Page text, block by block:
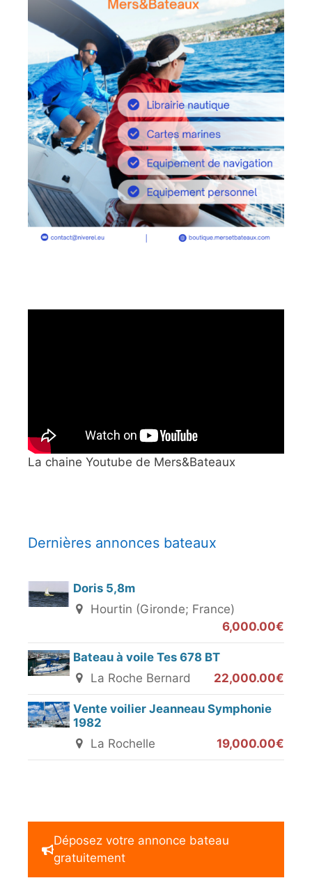
La chaine Youtube de Mers&Bateaux
Dernières annonces bateaux
Doris 5,8m
Hourtin (Gironde; France)
6,000.00€
Bateau à voile Tes 678 BT
La Roche Bernard
22,000.00€
Vente voilier Jeanneau Symphonie
1982
La Rochelle
19,000.00€
Déposez votre annonce bateau
gratuitement